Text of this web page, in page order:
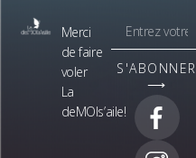
Merci
de faire
voler
La
deMOIs’aile!
S'ABONNER
⟶